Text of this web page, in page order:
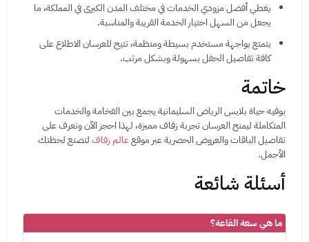
يغطي أفضل مزودي الخدمات في مختلف المدن الكبرى في المملكة، ما
يجعل من السهل اختيار الخدمة القريبة والمناسبة.
يتمتع بواجهة مستخدم بسيطة ومنظمة، تتيح للعرسان الاطلاع على
كافة تفاصيل الحفل بسهولة وبشكل مرتب.
خاتمة
بوفيه حياة بلايس الرياض السليمانية يجمع بين الفخامة والخدمات
المتكاملة ليمنح العرسان تجربة زفاف مميزة، لهذا احجز الآن وتعرف على
تفاصيل الباقات والعروض الحصرية عبر موقععالم زفافلتصنع لحظتك
الأجمل.
أسئلة شائعة
ما هي سعة القاعة؟